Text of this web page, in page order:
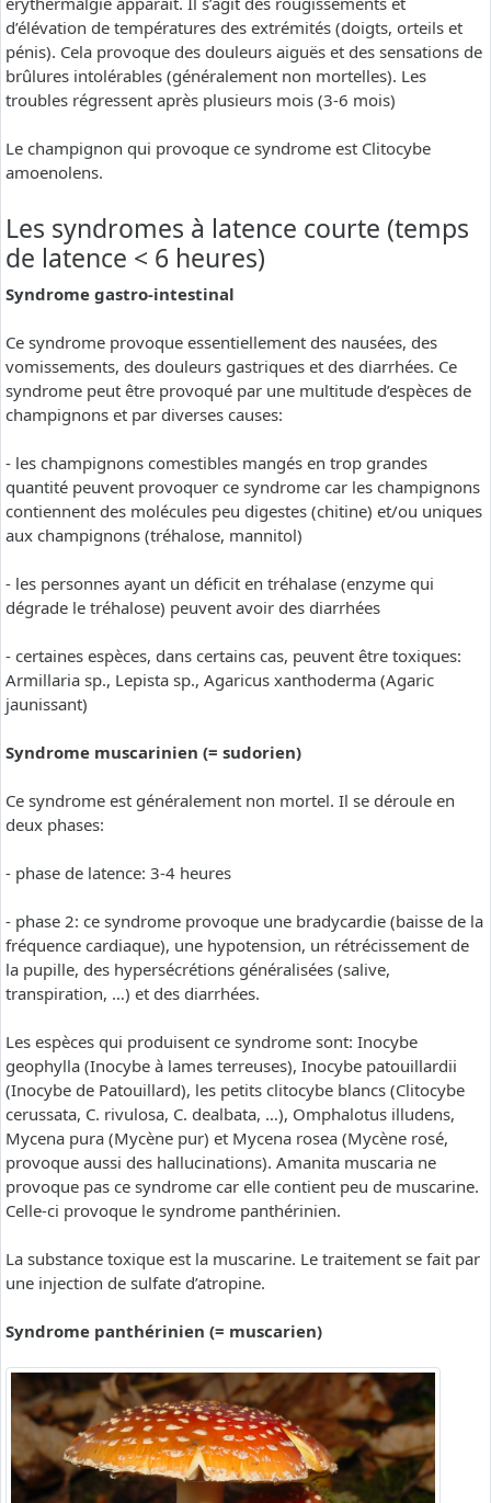
d’élévation de températures des extrémités (doigts, orteils et
pénis). Cela provoque des douleurs aiguës et des sensations de
brûlures intolérables (généralement non mortelles). Les
troubles régressent après plusieurs mois (3-6 mois)
Le champignon qui provoque ce syndrome est Clitocybe
amoenolens.
Les syndromes à latence courte (temps
de latence < 6 heures)
Syndrome gastro-intestinal
Ce syndrome provoque essentiellement des nausées, des
vomissements, des douleurs gastriques et des diarrhées. Ce
syndrome peut être provoqué par une multitude d’espèces de
champignons et par diverses causes:
- les champignons comestibles mangés en trop grandes
quantité peuvent provoquer ce syndrome car les champignons
contiennent des molécules peu digestes (chitine) et/ou uniques
aux champignons (tréhalose, mannitol)
- les personnes ayant un déficit en tréhalase (enzyme qui
dégrade le tréhalose) peuvent avoir des diarrhées
- certaines espèces, dans certains cas, peuvent être toxiques:
Armillaria sp., Lepista sp., Agaricus xanthoderma (Agaric
jaunissant)
Syndrome muscarinien (= sudorien)
Ce syndrome est généralement non mortel. Il se déroule en
deux phases:
- phase de latence: 3-4 heures
- phase 2: ce syndrome provoque une bradycardie (baisse de la
fréquence cardiaque), une hypotension, un rétrécissement de
la pupille, des hypersécrétions généralisées (salive,
transpiration, …) et des diarrhées.
Les espèces qui produisent ce syndrome sont: Inocybe
geophylla (Inocybe à lames terreuses), Inocybe patouillardii
(Inocybe de Patouillard), les petits clitocybe blancs (Clitocybe
cerussata, C. rivulosa, C. dealbata, …), Omphalotus illudens,
Mycena pura (Mycène pur) et Mycena rosea (Mycène rosé,
provoque aussi des hallucinations). Amanita muscaria ne
provoque pas ce syndrome car elle contient peu de muscarine.
Celle-ci provoque le syndrome panthérinien.
La substance toxique est la muscarine. Le traitement se fait par
une injection de sulfate d’atropine.
Syndrome panthérinien (= muscarien)